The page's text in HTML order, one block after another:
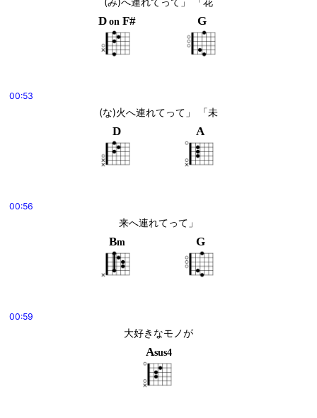
D on F# G
00:53
(な)火へ連れてって」 「未
D A
00:56
来へ連れてって」
Bm G
00:59
大好きなモノが
Asus4